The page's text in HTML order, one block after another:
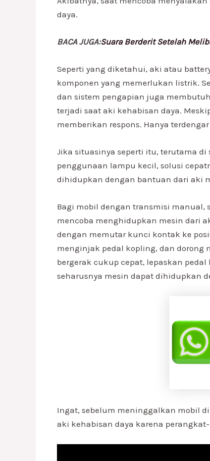
daya.
BACA JUGA:Suara Berderit Setelah
Seperti yang diketahui, aki atau
komponen yang memerlukan listrik.
dan sistem pengapian juga
terjadi saat aki kehabisan daya.
memberikan respons. Hanya
Jika situasinya seperti itu, terutama
penggunaan lampu kecil, solusi
dihidupkan dengan bantuan dari aki
Bagi mobil dengan transmisi
mencoba menghidupkan mesin dari
dengan memutar kunci kontak ke
menginjak pedal kopling, dan dorong
bergerak cukup cepat, lepaskan
seharusnya mesin dapat dihidupkan
Ingat, sebelum meninggalkan mobil
aki kehabisan daya karena